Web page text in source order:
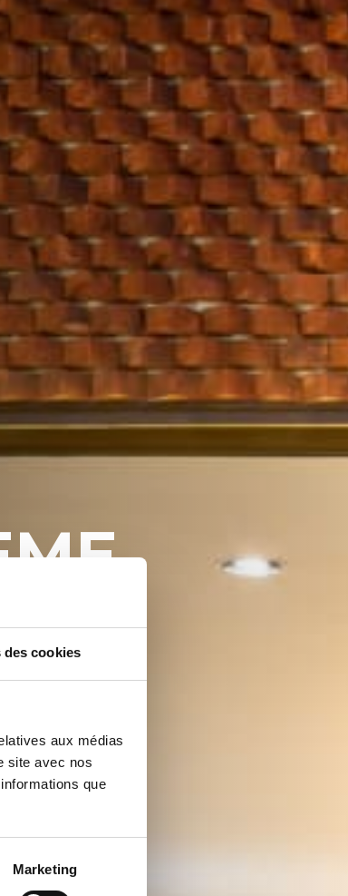
cookies
aux médias
site avec nos
que
Marketing